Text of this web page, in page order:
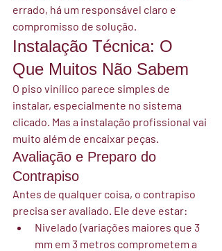
errado, há um responsável claro e
compromisso de solução.
Instalação Técnica: O
Que Muitos Não Sabem
O piso vinílico parece simples de
instalar, especialmente no sistema
clicado. Mas a instalação profissional vai
muito além de encaixar peças.
Avaliação e Preparo do
Contrapiso
Antes de qualquer coisa, o contrapiso
precisa ser avaliado. Ele deve estar:
Nivelado (variações maiores que 3
mm em 3 metros comprometem a